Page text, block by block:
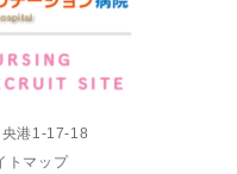
央港1-17-18
トマップ